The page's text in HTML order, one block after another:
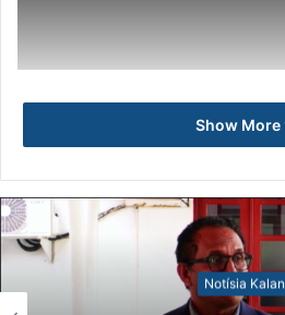
Show More
Notísia Kalan